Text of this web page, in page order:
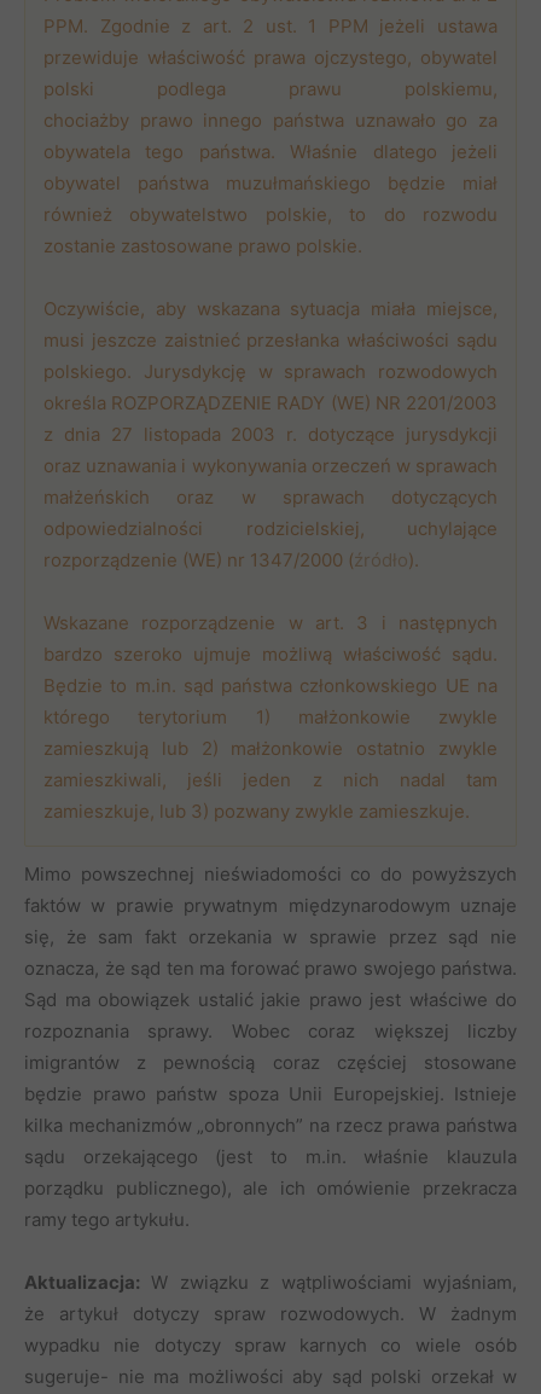
PPM. Zgodnie z art. 2 ust. 1 PPM jeżeli ustawa
przewiduje właściwość prawa ojczystego, obywatel
polski podlega prawu polskiemu,
chociażby prawo innego państwa uznawało go za
obywatela tego państwa. Właśnie dlatego jeżeli
obywatel państwa muzułmańskiego będzie miał
również obywatelstwo polskie, to do rozwodu
zostanie zastosowane prawo polskie.
Oczywiście, aby wskazana sytuacja miała miejsce,
musi jeszcze zaistnieć przesłanka właściwości sądu
polskiego. Jurysdykcję w sprawach rozwodowych
określa ROZPORZĄDZENIE RADY (WE) NR 2201/2003
z dnia 27 listopada 2003 r. dotyczące jurysdykcji
oraz uznawania i wykonywania orzeczeń w sprawach
małżeńskich oraz w sprawach dotyczących
odpowiedzialności rodzicielskiej, uchylające
rozporządzenie (WE) nr 1347/2000 (źródło).
Wskazane rozporządzenie w art. 3 i następnych
bardzo szeroko ujmuje możliwą właściwość sądu.
Będzie to m.in. sąd państwa członkowskiego UE na
którego terytorium 1) małżonkowie zwykle
zamieszkują lub 2) małżonkowie ostatnio zwykle
zamieszkiwali, jeśli jeden z nich nadal tam
zamieszkuje, lub 3) pozwany zwykle zamieszkuje.
Mimo powszechnej nieświadomości co do powyższych
faktów w prawie prywatnym międzynarodowym uznaje
się, że sam fakt orzekania w sprawie przez sąd nie
oznacza, że sąd ten ma forować prawo swojego państwa.
Sąd ma obowiązek ustalić jakie prawo jest właściwe do
rozpoznania sprawy. Wobec coraz większej liczby
imigrantów z pewnością coraz częściej stosowane
będzie prawo państw spoza Unii Europejskiej. Istnieje
kilka mechanizmów „obronnych” na rzecz prawa państwa
sądu orzekającego (jest to m.in. właśnie klauzula
porządku publicznego), ale ich omówienie przekracza
ramy tego artykułu.
Aktualizacja: W związku z wątpliwościami wyjaśniam,
że artykuł dotyczy spraw rozwodowych. W żadnym
wypadku nie dotyczy spraw karnych co wiele osób
sugeruje- nie ma możliwości aby sąd polski orzekał w